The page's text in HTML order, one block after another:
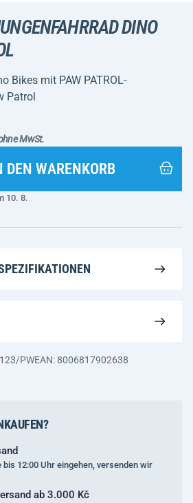
DINO
Bikes mit PAW PATROL-
Patrol
MwSt.
DEN WARENKORB
10. 8.
PWEAN: 8006817902638
bis 12:00 Uhr eingehen, versenden wir
ab 3.000 Kč